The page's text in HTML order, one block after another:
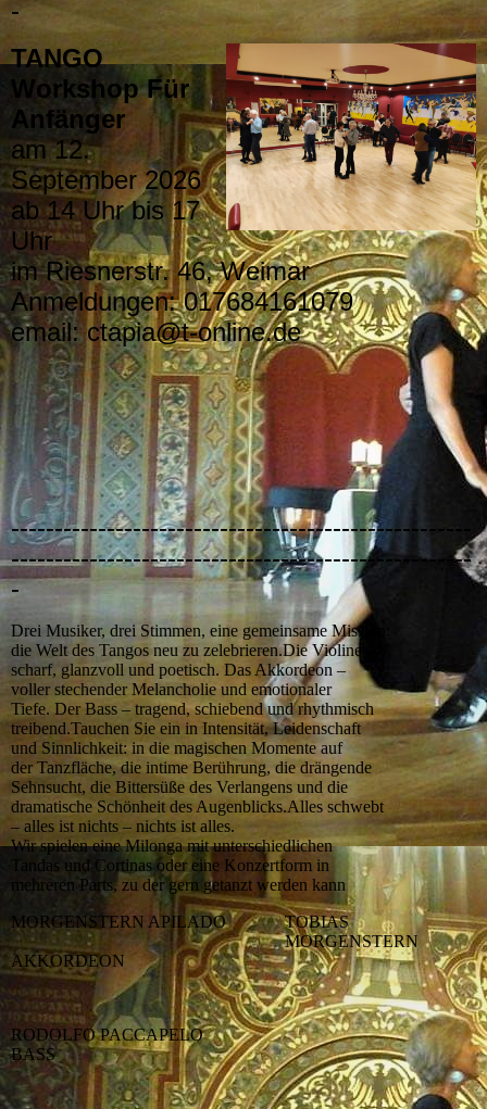
-
TANGO
Workshop Für
Anfänger
am 12.
September 2026
ab 14 Uhr bis 17
Uhr
im Riesnerstr. 46, Weimar
Anmeldungen: 017684161079
email: ctapia@t-online.de
-----------------------------------------------------
-----------------------------------------------------
-
Drei Musiker, drei Stimmen, eine gemeinsame Mission:
die Welt des Tangos neu zu zelebrieren.Die Violine –
scharf, glanzvoll und poetisch. Das Akkordeon –
voller stechender Melancholie und emotionaler
Tiefe. Der Bass – tragend, schiebend und rhythmisch
treibend.Tauchen Sie ein in Intensität, Leidenschaft
und Sinnlichkeit: in die magischen Momente auf
der Tanzfläche, die intime Berührung, die drängende
Sehnsucht, die Bittersüße des Verlangens und die
dramatische Schönheit des Augenblicks.Alles schwebt
– alles ist nichts – nichts ist alles.
Wir spielen eine Milonga mit unterschiedlichen
Tandas und Cortinas oder eine Konzertform in
mehreren Parts, zu der gern getanzt werden kann
MORGENSTERN APILADO
TOBIAS
MORGENSTERN
AKKORDEON
RODOLFO PACCAPELO
BASS